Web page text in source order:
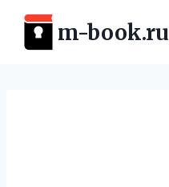
Перейти
содержимому
m-book.ru